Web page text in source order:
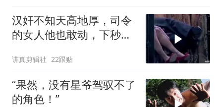
汉奸不知天高地厚，司令
的女人他也敢动，下秒就
讲真剪辑社 22跟贴
“果然，没有星爷驾驭不了
的角色！”